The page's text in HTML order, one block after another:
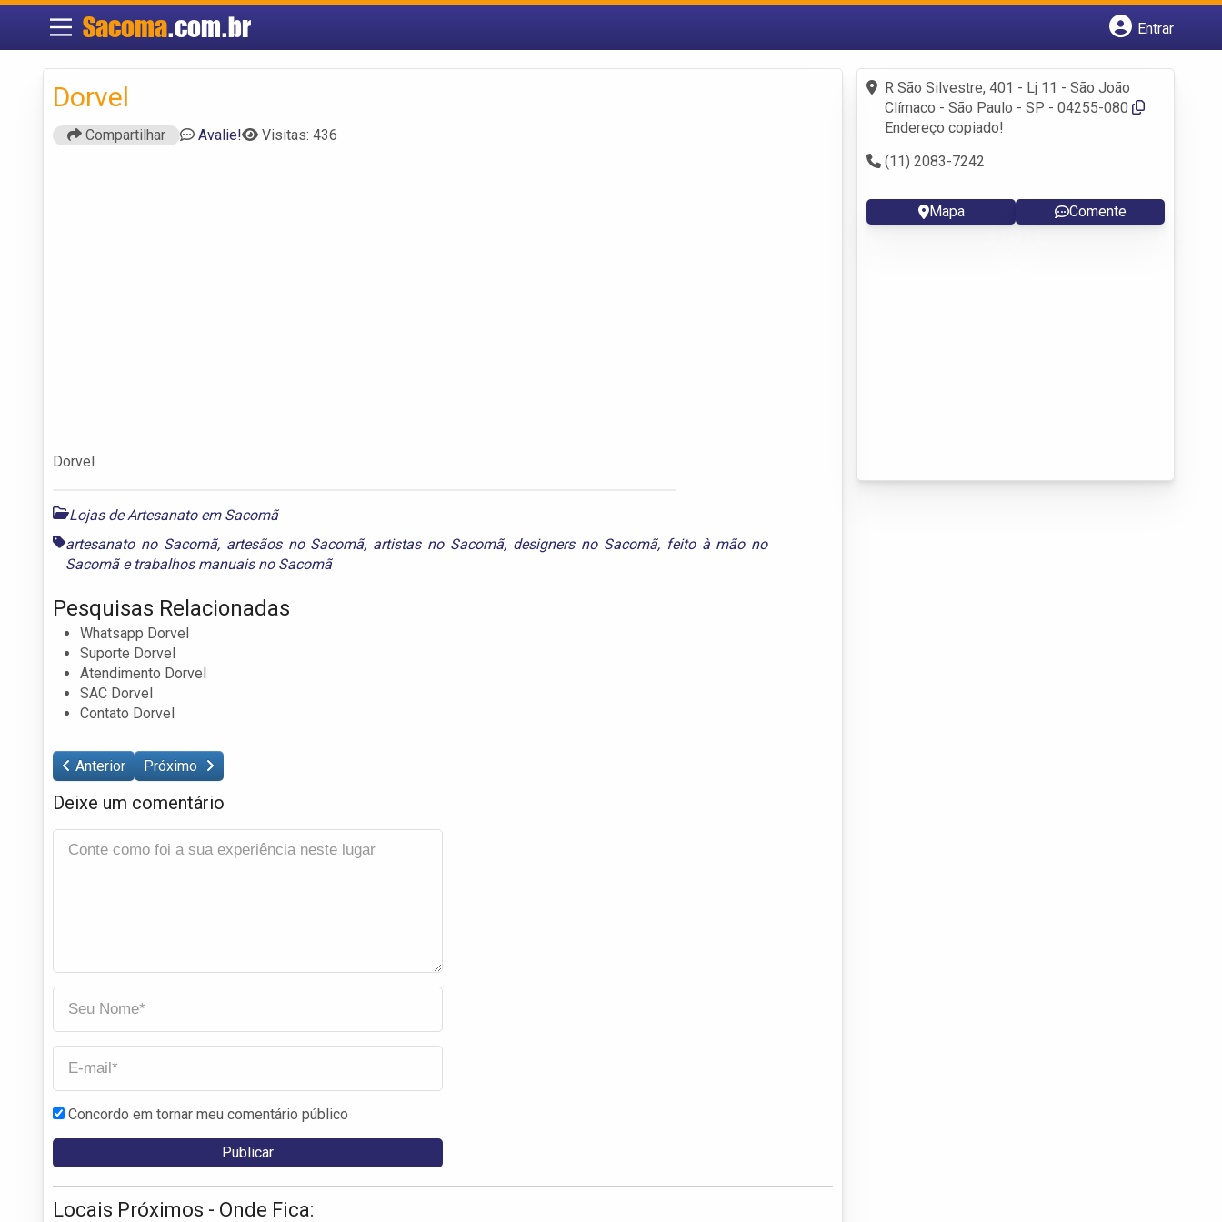
Sacoma.com.br
Entrar
Fazer login
Criar conta
Dorvel
Compartilhar Avalie! Visitas: 436
Dorvel
Lojas de Artesanato em Sacomã
artesanato no Sacomã, artesãos no Sacomã, artistas no Sacomã, designers no Sacomã, feito à mão no
Sacomãe trabalhos manuais no Sacomã
Pesquisas Relacionadas
Whatsapp Dorvel
Suporte Dorvel
Atendimento Dorvel
SAC Dorvel
Contato Dorvel
Anterior Próximo
Deixe um comentário
Concordo em tornar meu comentário público
Locais Próximos - Onde Fica:
R São Silvestre, 401 - Lj 11 - São João
Clímaco - São Paulo - SP - 04255-080
Endereço copiado!
(11) 2083-7242
Mapa Comente